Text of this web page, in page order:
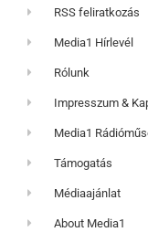
RSS feliratkozás
Media1 Hírlevél
Rólunk
Impresszum &
Media1
Támogatás
Médiaajánlat
About Media1